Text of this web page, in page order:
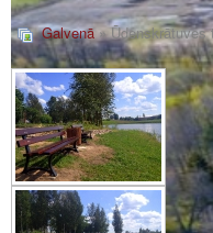
Galvenā» Ūdenskrātuves